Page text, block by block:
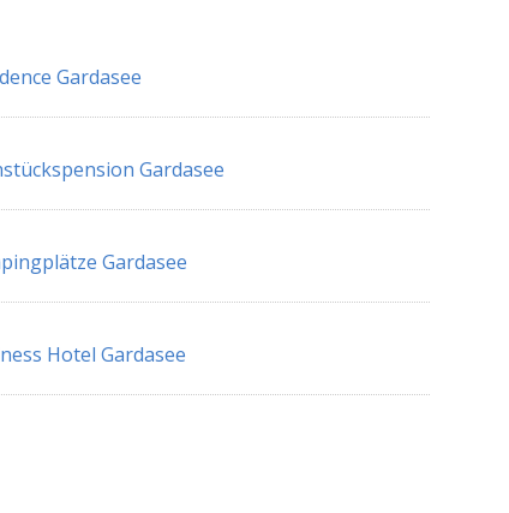
Gardasee
Gardasee
Gardasee
Hotel Gardasee